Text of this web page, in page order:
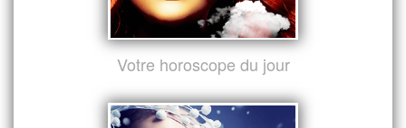
Votre horoscope du jour